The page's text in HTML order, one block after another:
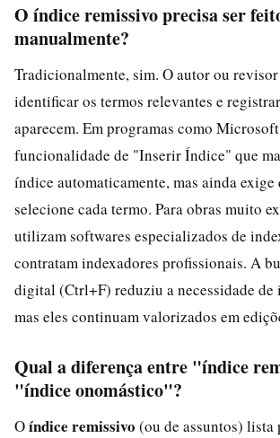
O índice remissivo precisa ser
manualmente?
Tradicionalmente, sim. O autor ou
identificar os termos relevantes e
aparecem. Em programas como
funcionalidade de "Inserir Índice" que
índice automaticamente, mas ainda exige
selecione cada termo. Para obras muito
utilizam softwares especializados de
contratam indexadores profissionais. A
digital (Ctrl+F) reduziu a necessidade de
mas eles continuam valorizados em
Qual a diferença entre "índice
"índice onomástico"?
Oíndice remissivo (ou de assuntos) lista